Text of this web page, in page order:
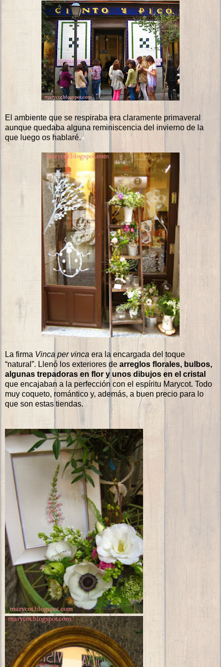
El ambiente que se respiraba era claramente primaveral
aunque quedaba alguna reminiscencia del invierno de la
que luego os hablaré.
La firma Vinca per vinca era la encargada del toque
“natural”. Llenó los exteriores de arreglos florales, bulbos,
algunas trepadoras en flor y unos dibujos en el cristal
que encajaban a la perfección con el espíritu Marycot. Todo
muy coqueto, romántico y, además, a buen precio para lo
que son estas tiendas.